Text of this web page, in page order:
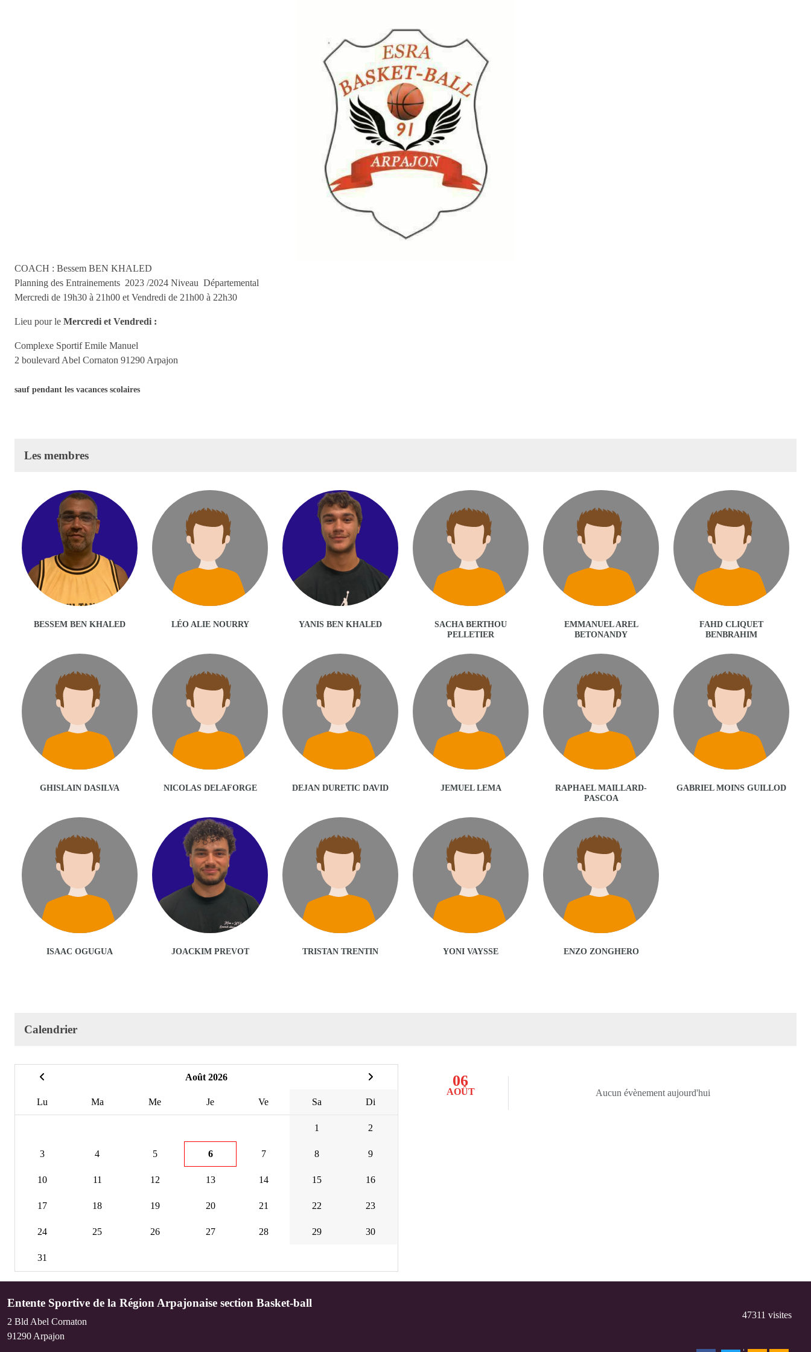
COACH : Bessem BEN KHALED
Planning des Entrainements 2023 /2024 Niveau Départemental
Mercredi de 19h30 à 21h00 et Vendredi de 21h00 à 22h30
Lieu pour le Mercredi et Vendredi :
Complexe Sportif Emile Manuel
2 boulevard Abel Cornaton 91290 Arpajon
sauf pendant les vacances scolaires
Les membres
BESSEM BEN KHALED LÉO ALIE NOURRY YANIS BEN KHALED
SACHA BERTHOU
PELLETIER
EMMANUEL AREL
BETONANDY
FAHD CLIQUET
BENBRAHIM
GHISLAIN DASILVA NICOLAS DELAFORGE DEJAN DURETIC DAVID JEMUEL LEMA
RAPHAEL MAILLARD-
PASCOA
GABRIEL MOINS GUILLOD
ISAAC OGUGUA JOACKIM PREVOT TRISTAN TRENTIN YONI VAYSSE ENZO ZONGHERO
Calendrier
Août 2026
Lu Ma Me Je Ve Sa Di
1 2
3 4 5 6 7 8 9
10 11 12 13 14 15 16
17 18 19 20 21 22 23
24 25 26 27 28 29 30
31
06
AOÛT Aucun évènement aujourd'hui
Entente Sportive de la Région Arpajonaise section Basket-ball
2 Bld Abel Cornaton
91290 Arpajon
47311 visites